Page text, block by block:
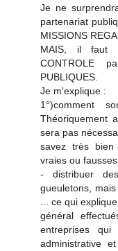
Je ne
partenariat
MISSIONS
MAIS, il faut
CONTROLE
PUBLIQUES.
Je m'explique :
1°)comment
Théoriquement
sera pas
savez très
vraies ou
- distribuer
gueuletons,
... ce qui
général
entreprises
administrative